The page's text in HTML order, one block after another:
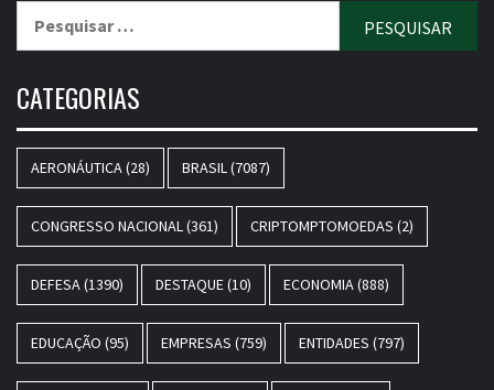
CATEGORIAS
AERONÁUTICA(28) BRASIL(7087)
CONGRESSO NACIONAL(361) CRIPTOMPTOMOEDAS (2)
DEFESA(1390) DESTAQUE(10) ECONOMIA(888)
EDUCAÇÃO (95) EMPRESAS (759) ENTIDADES (797)